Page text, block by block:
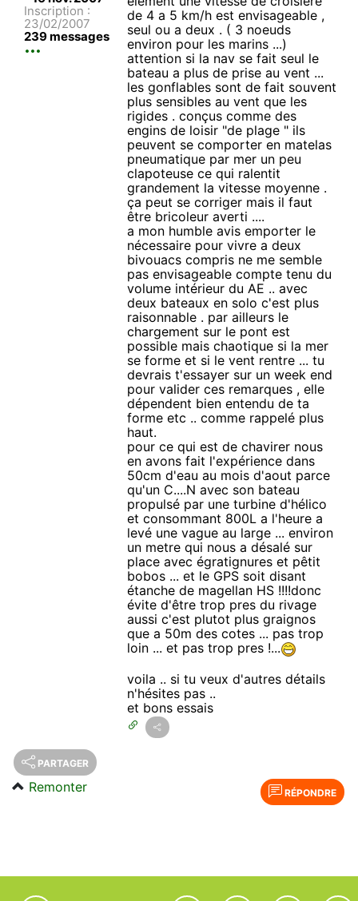
Inscription :
23/02/2007
239 messages
de 4 a 5 km/h est envisageable ,
seul ou a deux . ( 3 noeuds
environ pour les marins ...)
attention si la nav se fait seul le
bateau a plus de prise au vent ...
les gonflables sont de fait souvent
plus sensibles au vent que les
rigides . conçus comme des
engins de loisir "de plage " ils
peuvent se comporter en matelas
pneumatique par mer un peu
clapoteuse ce qui ralentit
grandement la vitesse moyenne .
ça peut se corriger mais il faut
être bricoleur averti ....
a mon humble avis emporter le
nécessaire pour vivre a deux
bivouacs compris ne me semble
pas envisageable compte tenu du
volume intérieur du AE .. avec
deux bateaux en solo c'est plus
raisonnable . par ailleurs le
chargement sur le pont est
possible mais chaotique si la mer
se forme et si le vent rentre ... tu
devrais t'essayer sur un week end
pour valider ces remarques , elle
dépendent bien entendu de ta
forme etc .. comme rappelé plus
haut.
pour ce qui est de chavirer nous
en avons fait l'expérience dans
50cm d'eau au mois d'aout parce
qu'un C....N avec son bateau
propulsé par une turbine d'hélico
et consommant 800L a l'heure a
levé une vague au large ... environ
un metre qui nous a désalé sur
place avec égratignures et pêtit
bobos ... et le GPS soit disant
étanche de magellan HS !!!!donc
évite d'être trop pres du rivage
aussi c'est plutot plus graignos
que a 50m des cotes ... pas trop
loin ... et pas trop pres !...
voila .. si tu veux d'autres détails
n'hésites pas ..
et bons essais
PARTAGER
RÉPONDRE
Remonter